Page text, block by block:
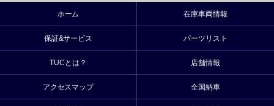
ホーム 在庫車両情報
保証&サービス パーツリスト
TUCとは？ 店舗情報
アクセスマップ 全国納車